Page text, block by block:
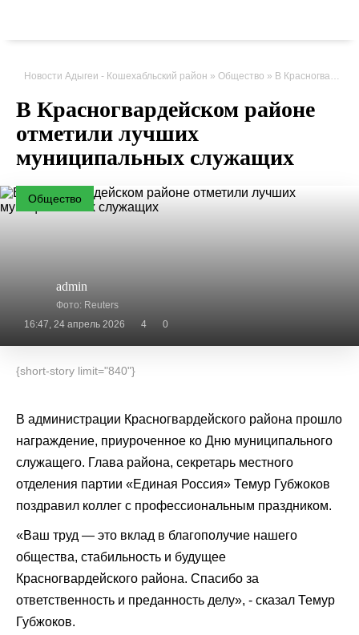
Новости Адыгеи - Кошехабльский район » Общество » В Красногвардейском районе отметили лучших муниципальных служащих
В Красногвардейском районе
отметили лучших
муниципальных служащих
Общество
admin
Фото: Reuters
16:47, 24 апрель 2026
4 0
{short-story limit="840"}
В администрации Красногвардейского района прошло
награждение, приуроченное ко Дню муниципального
служащего. Глава района, секретарь местного
отделения партии «Единая Россия» Темур Губжоков
поздравил коллег с профессиональным праздником.
«Ваш труд — это вклад в благополучие нашего
общества, стабильность и будущее
Красногвардейского района. Спасибо за
ответственность и преданность делу», - сказал Темур
Губжоков.